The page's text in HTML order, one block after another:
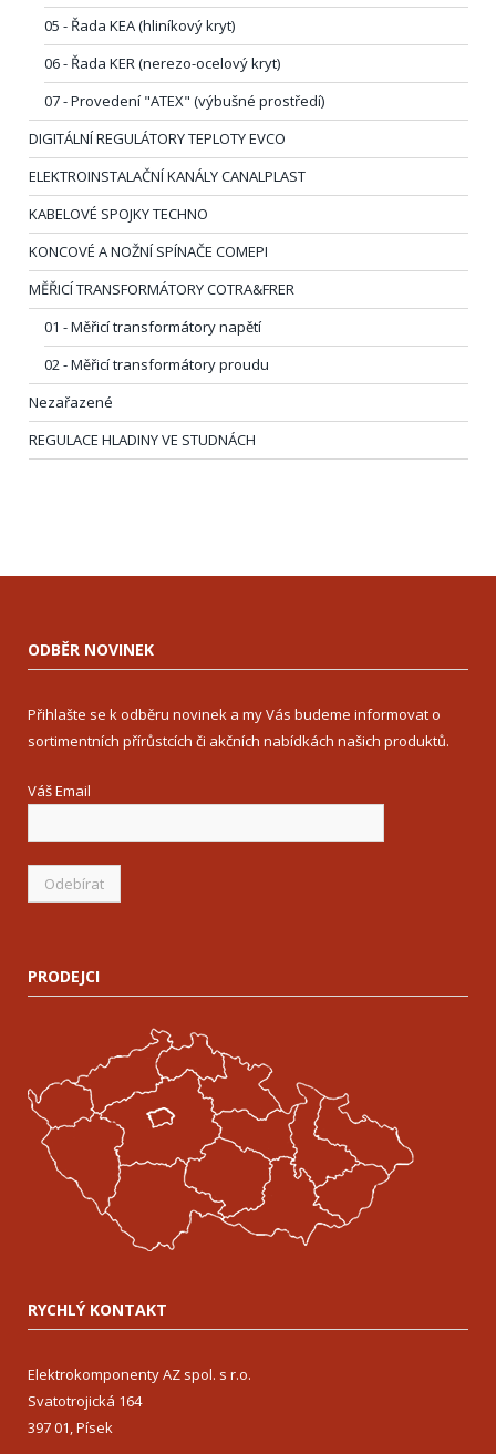
05 - Řada KEA (hliníkový kryt)
06 - Řada KER (nerezo-ocelový kryt)
07 - Provedení "ATEX" (výbušné prostředí)
DIGITÁLNÍ REGULÁTORY TEPLOTY EVCO
ELEKTROINSTALAČNÍ KANÁLY CANALPLAST
KABELOVÉ SPOJKY TECHNO
KONCOVÉ A NOŽNÍ SPÍNAČE COMEPI
MĚŘICÍ TRANSFORMÁTORY COTRA&FRER
01 - Měřicí transformátory napětí
02 - Měřicí transformátory proudu
Nezařazené
REGULACE HLADINY VE STUDNÁCH
ODBĚR NOVINEK
Přihlašte se k odběru novinek a my Vás budeme informovat o
sortimentních přírůstcích či akčních nabídkách našich produktů.
Váš Email
PRODEJCI
RYCHLÝ KONTAKT
Elektrokomponenty AZ spol. s r.o.
Svatotrojická 164
397 01, Písek